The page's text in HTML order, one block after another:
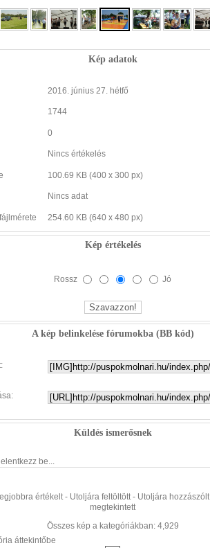
Kép adatok
2016. június 27. hétfő
1744
0
Nincs értékelés
100.69 KB (400 x 300 px)
Nincs adat
254.60 KB (640 x 480 px)
Kép értékelés
Rossz Jó
A kép belinkelése fórumokba (BB kód)
Küldés ismerősnek
be...
értékelt - Utoljára feltöltött - Utoljára hozzászólt
megtekintett
Összes kép a kategóriákban: 4,929
áttekintőbe